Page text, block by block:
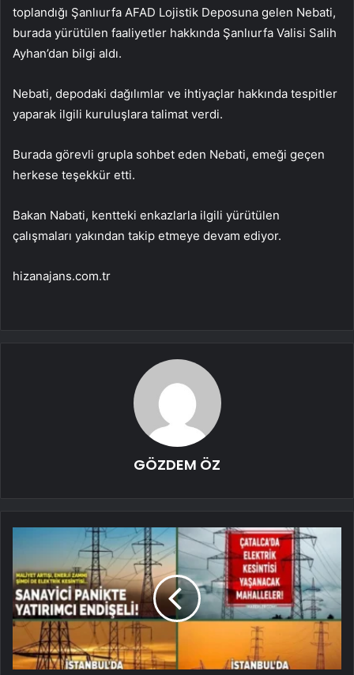
toplandığı Şanlıurfa AFAD Lojistik Deposuna gelen Nebati,
burada yürütülen faaliyetler hakkında Şanlıurfa Valisi Salih
Ayhan’dan bilgi aldı.
Nebati, depodaki dağılımlar ve ihtiyaçlar hakkında tespitler
yaparak ilgili kuruluşlara talimat verdi.
Burada görevli grupla sohbet eden Nebati, emeği geçen
herkese teşekkür etti.
Bakan Nabati, kentteki enkazlarla ilgili yürütülen
çalışmaları yakından takip etmeye devam ediyor.
hizanajans.com.tr
GÖZDEM ÖZ